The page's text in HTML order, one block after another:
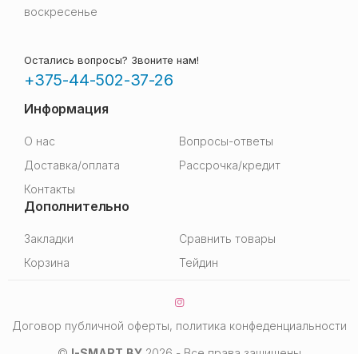
воскресенье
Остались вопросы? Звоните нам!
+375-44-502-37-26
Информация
О нас
Вопросы-ответы
Доставка/оплата
Рассрочка/кредит
Контакты
Дополнительно
Закладки
Сравнить товары
Корзина
Тейдин
Договор публичной оферты, политика конфеденциальности